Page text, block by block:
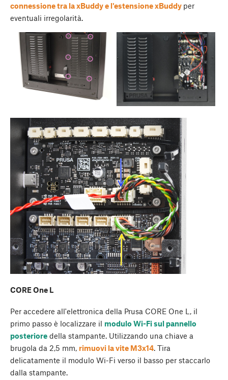
connessione tra la xBuddy e l'estensione xBuddy per
eventuali irregolarità.
CORE One L
Per accedere all'elettronica della Prusa CORE One L, il
primo passo è localizzare il modulo Wi-Fi sul pannello
posteriore della stampante. Utilizzando una chiave a
brugola da 2,5 mm, rimuovi la vite M3x14. Tira
delicatamente il modulo Wi-Fi verso il basso per staccarlo
dalla stampante.